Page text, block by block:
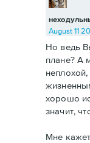
August 11
Но ведь
плане? А
хорошо
значит,
Мне